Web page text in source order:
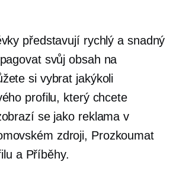
představují rychlý a snadný
svůj obsah na
si vybrat jakýkoli
profilu, který chcete
se jako reklama v
zdroji, Prozkoumat
a Příběhy.